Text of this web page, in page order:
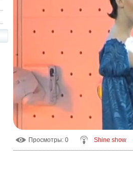
Просмотры: 0 Shine show